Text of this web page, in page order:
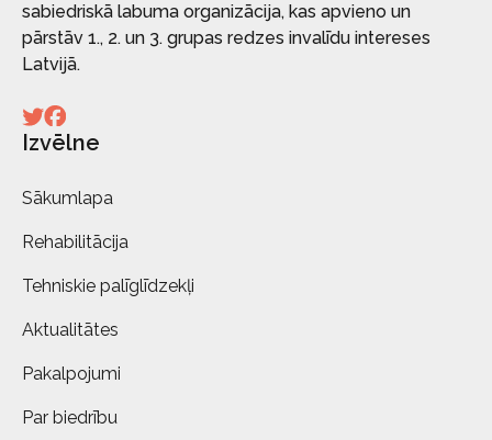
sabiedriskā labuma organizācija, kas apvieno un
pārstāv 1., 2. un 3. grupas redzes invalīdu intereses
Latvijā.
Izvēlne
Sākumlapa
Rehabilitācija
Tehniskie palīglīdzekļi
Aktualitātes
Pakalpojumi
Par biedrību